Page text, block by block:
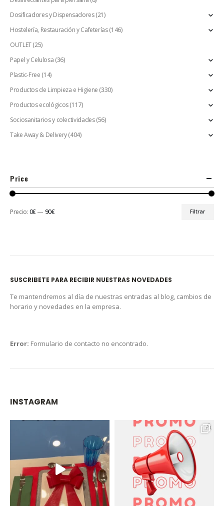
Dosificadores y Dispensadores (21)
Hostelería, Restauración y Cafeterías(146)
OUTLET(25)
Papel y Celulosa (36)
Plastic-Free (14)
Productos de Limpieza e Higiene (330)
Productos ecológicos(117)
Sociosanitarios y colectividades (56)
Take Away & Delivery(404)
Price
Filtrar
Precio: 0€ — 90€
SUSCRIBETE PARA RECIBIR NUESTRAS NOVEDADES
Te mantendremos al día de nuestras entradas al blog, cambios de
horario y novedades en la empresa.
Error: Formulario de contacto no encontrado.
INSTAGRAM